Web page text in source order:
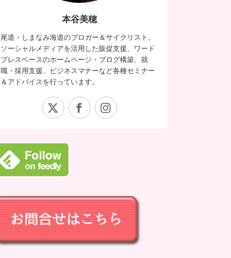
本谷美穂
尾道・しまなみ海道のブロガー＆サイクリスト。
ソーシャルメディアを活用した販促支援、ワード
プレスベースのホームページ・ブログ構築、就
職・採用支援、ビジネスマナーなど各種セミナー
＆アドバイスを行っています。
Facebook